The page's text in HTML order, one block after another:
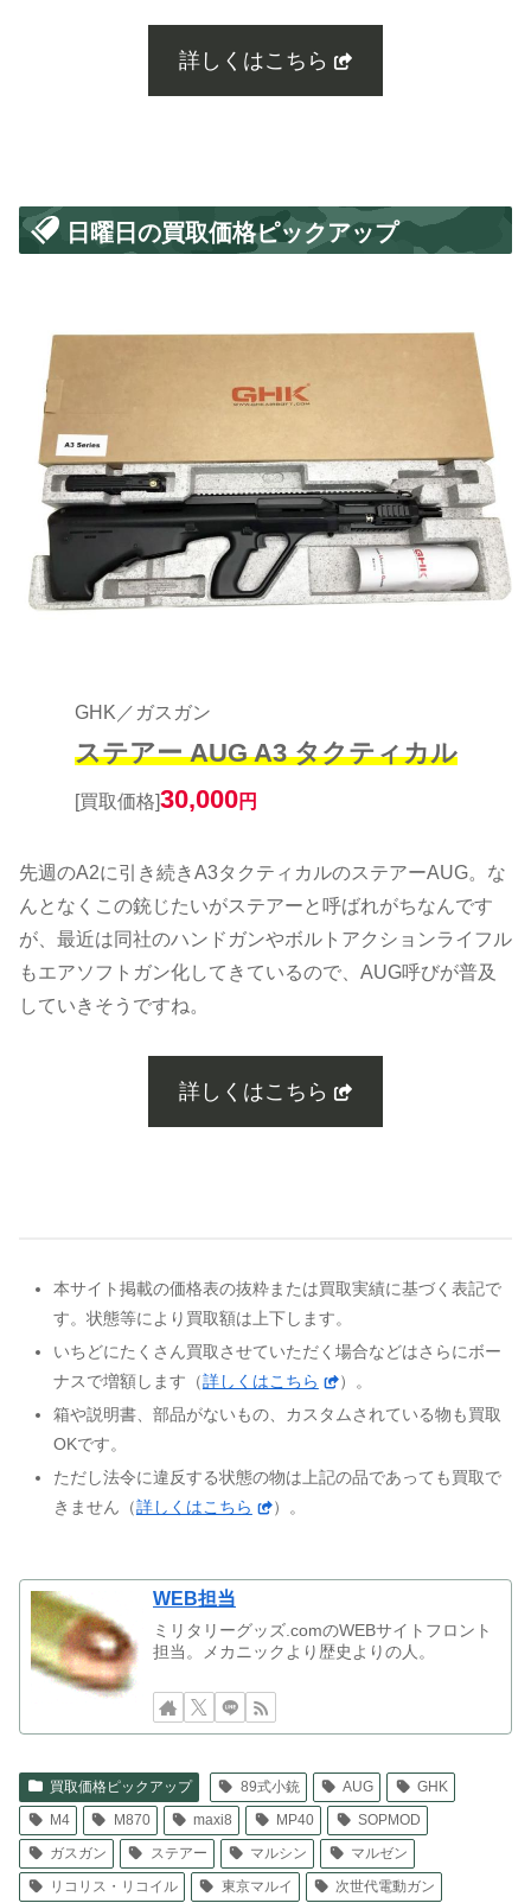
詳しくはこちら
日曜日の買取価格ピックアップ
GHK／ガスガン
ステアー AUG A3 タクティカル
[買取価格]30,000円
先週のA2に引き続きA3タクティカルのステアーAUG。な
んとなくこの銃じたいがステアーと呼ばれがちなんです
が、最近は同社のハンドガンやボルトアクションライフル
もエアソフトガン化してきているので、AUG呼びが普及
していきそうですね。
詳しくはこちら
本サイト掲載の価格表の抜粋または買取実績に基づく表記で
す。状態等により買取額は上下します。
いちどにたくさん買取させていただく場合などはさらにボー
ナスで増額します（詳しくはこちら
）。
箱や説明書、部品がないもの、カスタムされている物も買取
OKです。
ただし法令に違反する状態の物は上記の品であっても買取で
きません（詳しくはこちら ）。
WEB担当
ミリタリーグッズ.comのWEBサイトフロント
担当。メカニックより歴史よりの人。
買取価格ピックアップ 89式小銃 AUG
GHK
M4
M870 maxi8 MP40
SOPMOD
ガスガン
ステアー マルシン
マルゼン
リコリス・リコイル
東京マルイ 次世代電動ガン